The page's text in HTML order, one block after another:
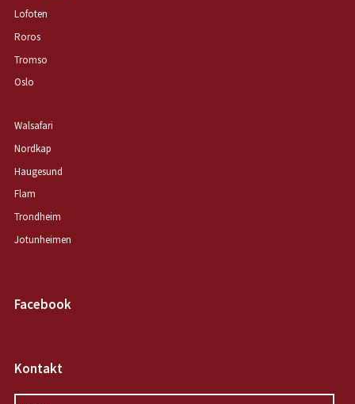
Lofoten
Roros
Tromso
Oslo
Walsafari
Nordkap
Haugesund
Flam
Trondheim
Jotunheimen
Facebook
Kontakt